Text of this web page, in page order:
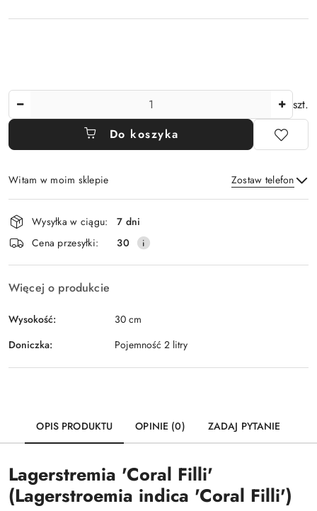
szt.
Do koszyka
Witam w moim sklepie Zostaw telefon
Wyślij
Dostępność
i
dostawa
Wysyłka w ciągu:
7 dni
Cena przesyłki:
30
Więcej o produkcie
Wysokość:
30 cm
Doniczka:
Pojemność 2 litry
OPIS PRODUKTU OPINIE (0) ZADAJ PYTANIE
Lagerstremia 'Coral Filli'
(Lagerstroemia indica 'Coral Filli')